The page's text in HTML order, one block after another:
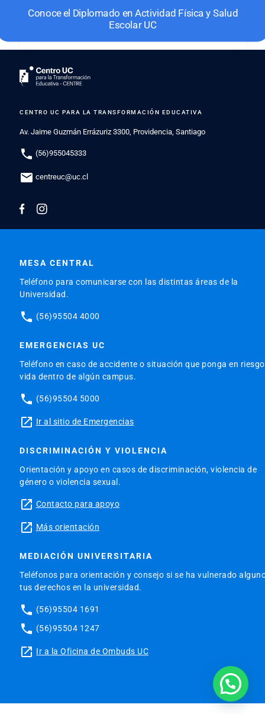
Conoce el Diplomado en Actividad Física y Salud
Escolar UC
CENTRO UC PARA LA TRANSFORMACIÓN EDUCATIVA
Av. Jaime Guzmán Errázuriz 3300, Providencia, Santiago
phone (56)955045333
mail centreuc@uc.cl
MESA CENTRAL
Teléfono para comunicarse con las distintas áreas de la
Universidad.
phone (56)95504 4000
EMERGENCIAS UC
Teléfono en caso de accidente o situación que ponga en
vida dentro de algún campus.
phone (56)95504 5000
launch Ir al sitio de Emergencias
DISCRIMINACIÓN Y VIOLENCIA
Orientación y apoyo en casos de discriminación, violencia de
género o violencia sexual.
launch Contacto para apoyo
launch Más orientación
MEDIACIÓN UNIVERSITARIA
Teléfonos para orientación y consejo si se ha vulnerado
tus derechos en la universidad.
phone (56)95504 1691
phone (56)95504 1247
launch Ir a la Oficina de Ombuds UC